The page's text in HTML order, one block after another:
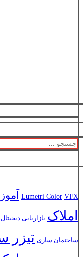
جستجو
Lumetri Color VFX
املاک بازاریابی دیجیتال
ساختمان سازی تیزر